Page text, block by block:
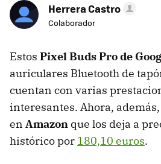
Herrera Castro
Colaborador
Estos Pixel Buds Pro de
auriculares Bluetooth de
cuentan con varias
interesantes. Ahora,
en Amazon que los deja a
histórico por 180,10 euros.